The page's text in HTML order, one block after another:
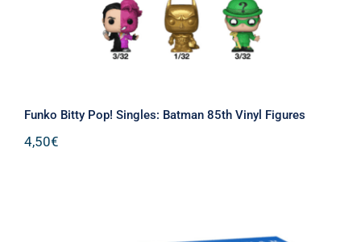
Funko Bitty Pop! Singles: Batman 85th Vinyl Figures
4,50€